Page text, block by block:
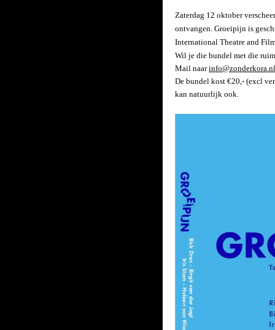
Zaterdag 12 oktober
ontvangen. Groeipijn is
International Theatre and
Wil je die bundel met die
Mail naarinfo@zonderkora.nl
De bundel kost €20,- (excl
kan natuurlijk ook.